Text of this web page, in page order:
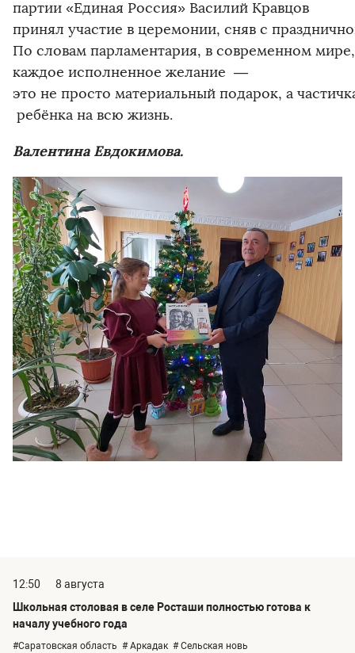
партии «Единая Россия» Василий Кравцов
принял участие в церемонии, сняв с
По словам парламентария, в современном
каждое исполненное желание —
это не просто материальный подарок, а
ребёнка на всю жизнь.
Валентина Евдокимова.
12:50
8 августа
Школьная столовая в селе Росташи полностью готова к
началу учебного года
#Саратовская область # Аркадак # Сельская новь